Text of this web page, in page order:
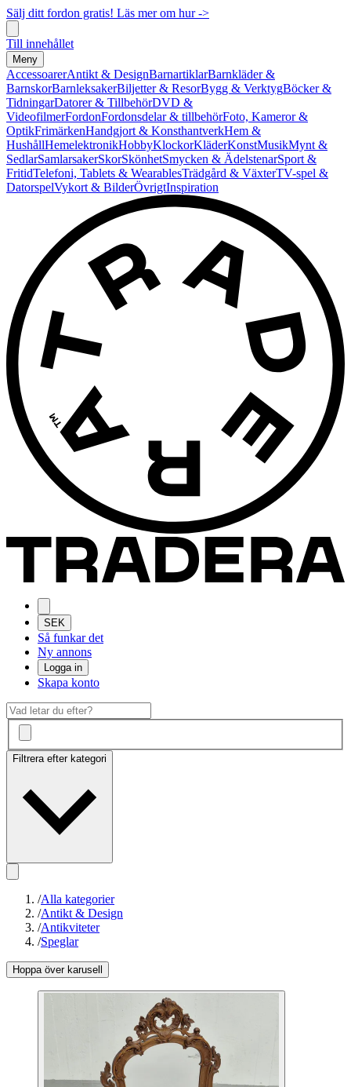
Sälj ditt fordon gratis! Läs mer om hur ->
Till innehållet
Meny
AccessoarerAntikt & DesignBarnartiklarBarnkläder &
BarnskorBarnleksakerBiljetter & ResorBygg & VerktygBöcker &
TidningarDatorer & TillbehörDVD &
VideofilmerFordonFordonsdelar & tillbehörFoto, Kameror &
OptikFrimärkenHandgjort & KonsthantverkHem &
HushållHemelektronikHobbyKlockorKläderKonstMusikMynt &
SedlarSamlarsakerSkorSkönhetSmycken & ÄdelstenarSport &
FritidTelefoni, Tablets & WearablesTrädgård & VäxterTV-spel &
DatorspelVykort & BilderÖvrigtInspiration
SEK
Så funkar det
Ny annons
Logga in
Skapa konto
Filtrera efter kategori
/Alla kategorier
/Antikt & Design
/Antikviteter
/Speglar
Hoppa över karusell